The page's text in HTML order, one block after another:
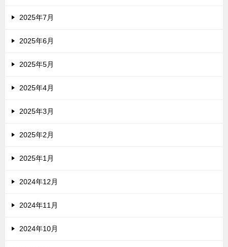
2025年7月
2025年6月
2025年5月
2025年4月
2025年3月
2025年2月
2025年1月
2024年12月
2024年11月
2024年10月